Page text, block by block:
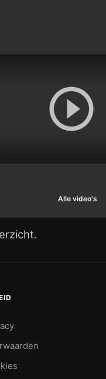
Alle video's